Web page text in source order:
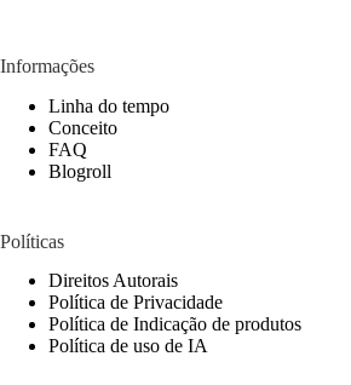
Informações
Linha do tempo
Conceito
FAQ
Blogroll
Políticas
Direitos Autorais
Política de Privacidade
Política de Indicação de produtos
Política de uso de IA